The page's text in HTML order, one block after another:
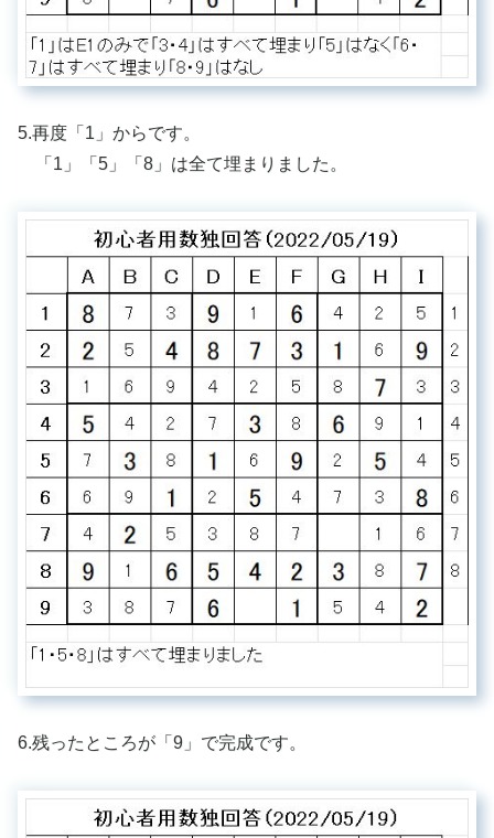
5.再度「1」からです。
「1」「5」「8」は全て埋まりました。
6.残ったところが「9」で完成です。